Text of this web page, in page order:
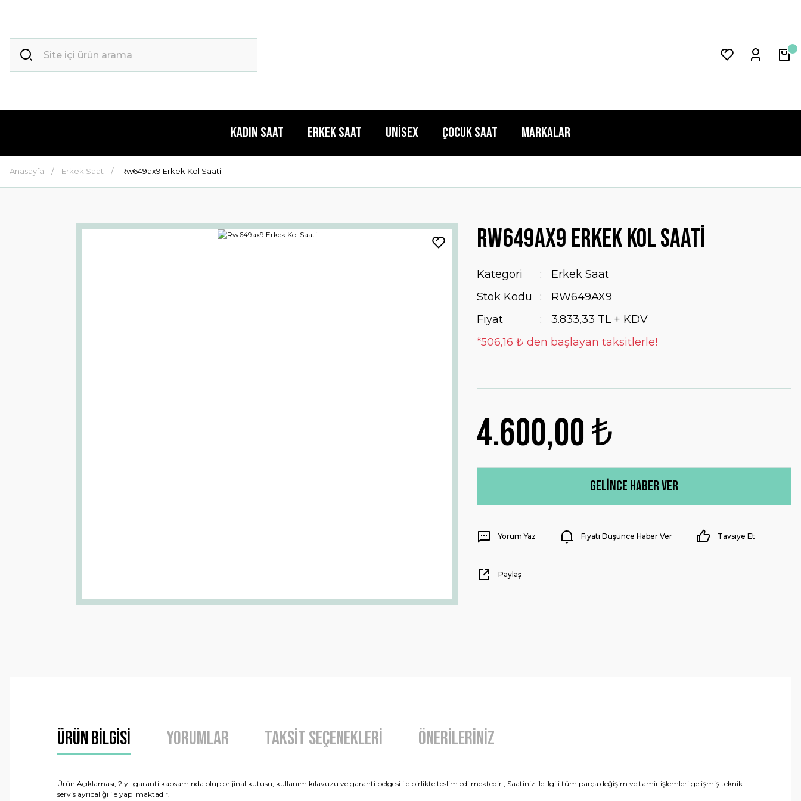
Kadın Saat Erkek Saat Unisex Çocuk Saat Markalar
Anasayfa Erkek Saat Rw649ax9 Erkek Kol Saati
Rw649ax9 Erkek Kol Saati
Kategori
Erkek Saat
Stok Kodu
RW649AX9
Fiyat
3.833,33 TL + KDV
*506,16 ₺ den başlayan taksitlerle!
4.600,00 ₺
Gelince Haber Ver
Yorum Yaz Fiyatı Düşünce Haber Ver Tavsiye Et
Paylaş
Ürün Bilgisi Yorumlar Taksit Seçenekleri Önerileriniz
Ürün Açıklaması; 2 yıl garanti kapsamında olup orijinal kutusu, kullanım kılavuzu ve garanti belgesi ile birlikte teslim edilmektedir.; Saatiniz ile ilgili tüm parça değişim ve tamir işlemleri gelişmiş teknik
servis ayrıcalığı ile yapılmaktadır.